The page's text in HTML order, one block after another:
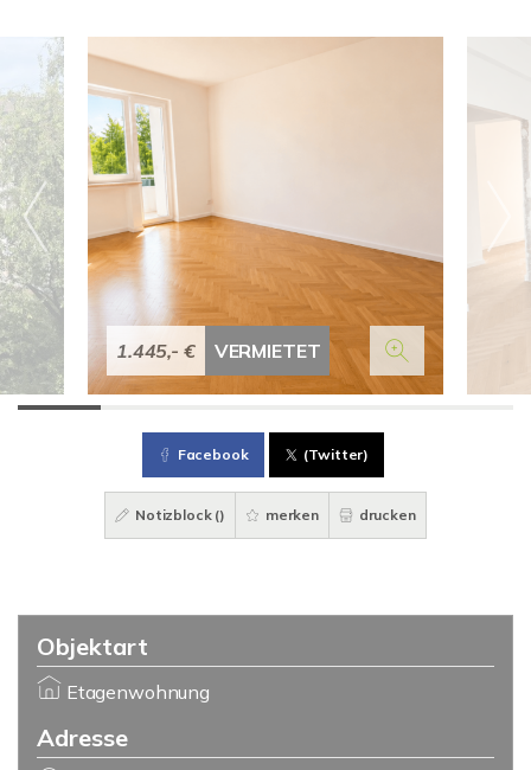
1.445,- € VERMIETET
Facebook (Twitter)
Notizblock () merken drucken
Objektart
Etagenwohnung
Adresse